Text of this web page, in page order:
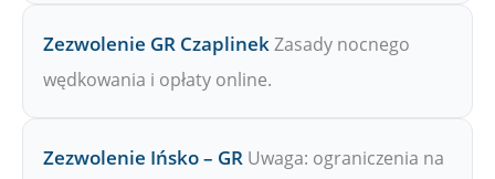
Zezwolenie GR CzaplinekZasady nocnego
wędkowania i opłaty online.
Zezwolenie Ińsko – GR Uwaga: ograniczenia na